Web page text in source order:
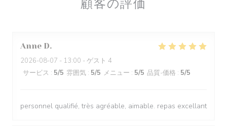
顧客の評価
Anne D
2026-08-07 - 13:00 - ゲスト 4
サービス : 5/5 雰囲気 : 5/5 メニュー : 5/5 品質-価格 : 5/5
personnel qualifié, très agréable, aimable. repas excellant